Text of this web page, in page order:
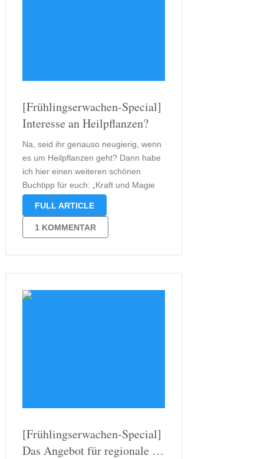
[Frühlingserwachen-Special]
Interesse an Heilpflanzen?
Na, seid ihr genauso neugierig, wenn
es um Heilpflanzen geht? Dann habe
ich hier einen weiteren schönen
Buchtipp für euch: „Kraft und Magie
der Heilpflanzen“ von Rudi Beiser.
und Weise, die Geschichte der
Heilpflanzen. Der Autor selbst
beschäftigt sich mit …
FULL ARTICLE
1 KOMMENTAR
[Frühlingserwachen-Special]
Das Angebot für regionale …